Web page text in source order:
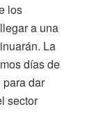
los
a una
La
días de
dar
sector